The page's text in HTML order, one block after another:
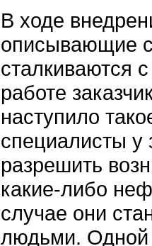
В ходе
описывающие
сталкиваются
работе
наступило
специалисты у
разрешить
какие-либо
случае они
людьми. Одной